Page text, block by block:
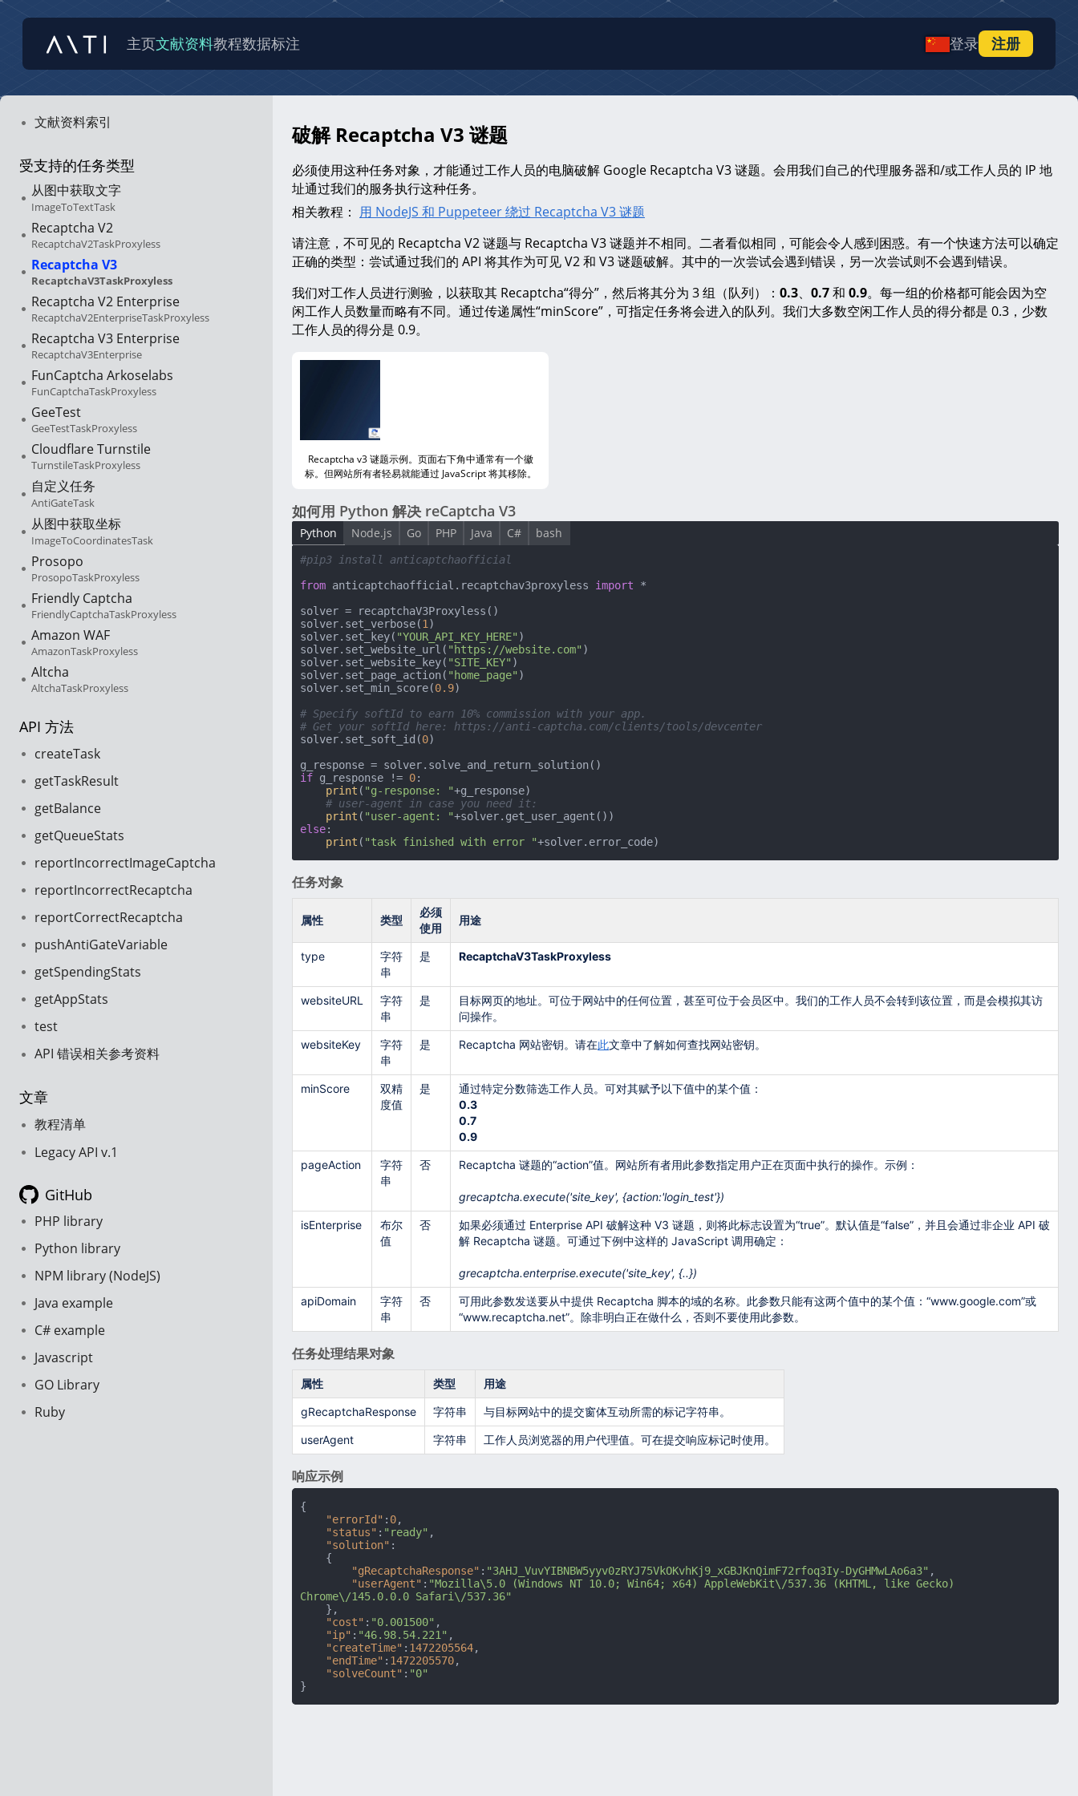
主页文献资料教程数据标注 登录 注册
文献资料索引
受支持的任务类型
从图中获取文字
ImageToTextTask
Recaptcha V2
RecaptchaV2TaskProxyless
Recaptcha V3
RecaptchaV3TaskProxyless
Recaptcha V2 Enterprise
RecaptchaV2EnterpriseTaskProxyless
Recaptcha V3 Enterprise
RecaptchaV3Enterprise
FunCaptcha Arkoselabs
FunCaptchaTaskProxyless
GeeTest
GeeTestTaskProxyless
Cloudflare Turnstile
TurnstileTaskProxyless
自定义任务
AntiGateTask
从图中获取坐标
ImageToCoordinatesTask
Prosopo
ProsopoTaskProxyless
Friendly Captcha
FriendlyCaptchaTaskProxyless
Amazon WAF
AmazonTaskProxyless
Altcha
AltchaTaskProxyless
API 方法
createTask
getTaskResult
getBalance
getQueueStats
reportIncorrectImageCaptcha
reportIncorrectRecaptcha
reportCorrectRecaptcha
pushAntiGateVariable
getSpendingStats
getAppStats
test
API 错误相关参考资料
文章
教程清单
Legacy API v.1
GitHub
PHP library
Python library
NPM library (NodeJS)
Java example
C# example
Javascript
GO Library
Ruby
破解 Recaptcha V3 谜题
必须使用这种任务对象，才能通过工作人员的电脑破解 Google Recaptcha V3 谜题。会用我们自己的代理服务器和/或工作人员的 IP 地
址通过我们的服务执行这种任务。
相关教程： 用 NodeJS 和 Puppeteer 绕过 Recaptcha V3 谜题
请注意，不可见的 Recaptcha V2 谜题与 Recaptcha V3 谜题并不相同。二者看似相同，可能会令人感到困惑。有一个快速方法可以确定
正确的类型：尝试通过我们的 API 将其作为可见 V2 和 V3 谜题破解。其中的一次尝试会遇到错误，另一次尝试则不会遇到错误。
我们对工作人员进行测验，以获取其 Recaptcha“得分”，然后将其分为 3 组（队列）： 0.3、 0.7和 0.9。每一组的价格都可能会因为空
闲工作人员数量而略有不同。通过传递属性“minScore”，可指定任务将会进入的队列。我们大多数空闲工作人员的得分都是 0.3，少数
工作人员的得分是 0.9。
Recaptcha v3 谜题示例。页面右下角中通常有一个徽
标。但网站所有者轻易就能通过 JavaScript 将其移除。
Python Node.js Go PHP Java C# bash
如何用 Python 解决 reCaptcha V3
#pip3 install anticaptchaofficial
from anticaptchaofficial.recaptchav3proxyless import *
solver = recaptchaV3Proxyless()
solver.set_verbose(1 )
solver.set_key( "YOUR_API_KEY_HERE" )
solver.set_website_url( "https://website.com" )
solver.set_website_key( "SITE_KEY" )
solver.set_page_action( "home_page" )
solver.set_min_score(0.9)
# Specify softId to earn 10% commission with your app.
# Get your softId here: https://anti-captcha.com/clients/tools/devcenter
solver.set_soft_id(0)
if g_response != 0:
print ( "g-response: "+g_response)
# user-agent in case you need it:
print ( "user-agent: "
else:
print ( "task finished with error "+solver.error_code)
任务对象
属性 类型
必须
使用
用途
type
字符
串
是 RecaptchaV3TaskProxyless
websiteURL
字符
串
是
目标网页的地址。可位于网站中的任何位置，甚至可位于会员区中。我们的工作人员不会转到该位置，而是会模拟其访
问操作。
websiteKey
字符
串
是 Recaptcha 网站密钥。请在此文章中了解如何查找网站密钥。
minScore
双精
度值
是
通过特定分数筛选工作人员。可对其赋予以下值中的某个值：
0.3
0.7
0.9
pageAction
字符
串
否 Recaptcha 谜题的“action”值。网站所有者用此参数指定用户正在页面中执行的操作。示例：
grecaptcha.execute('site_key', {action:'login_test'})
isEnterprise
布尔
值
否
如果必须通过 Enterprise API 破解这种 V3 谜题，则将此标志设置为“true”。默认值是“false”，并且会通过非企业 API 破
解 Recaptcha 谜题。可通过下例中这样的 JavaScript 调用确定：
grecaptcha.enterprise.execute('site_key', {..})
apiDomain
字符
串
否
可用此参数发送要从中提供 Recaptcha 脚本的域的名称。此参数只能有这两个值中的某个值：“www.google.com”或
“www.recaptcha.net”。除非明白正在做什么，否则不要使用此参数。
任务处理结果对象
属性 类型 用途
gRecaptchaResponse 字符串 与目标网站中的提交窗体互动所需的标记字符串。
userAgent 字符串 工作人员浏览器的用户代理值。可在提交响应标记时使用。
响应示例
{
"errorId" : 0,
"status" : "ready" ,
"solution" :
{
"gRecaptchaResponse" : "3AHJ_VuvYIBNBW5yyv0zRYJ75VkOKvhKj9_xGBJKnQimF72rfoq3Iy-DyGHMwLAo6a3" ,
"userAgent" : "Mozilla\5.0 (Windows NT 10.0; Win64; x64) AppleWebKit\/537.36 (KHTML, like Gecko)
Chrome\/145.0.0.0 Safari\/537.36"
} ,
"cost" : "0.001500" ,
"ip" : "46.98.54.221" ,
"createTime" : 1472205564,
"endTime" : 1472205570,
"solveCount" : "0"
}